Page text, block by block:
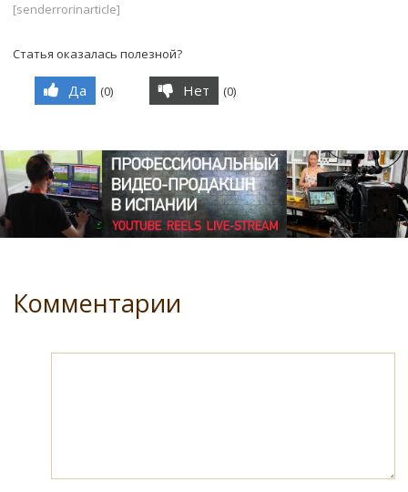
[senderrorinarticle]
Статья оказалась полезной?
Да (0) Нет (0)
Комментарии